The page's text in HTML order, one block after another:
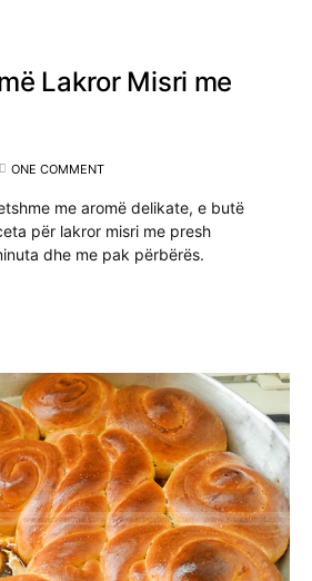
Lakror Misri me
ONE COMMENT
me aromë delikate, e butë
për lakror misri me presh
dhe me pak përbërës.